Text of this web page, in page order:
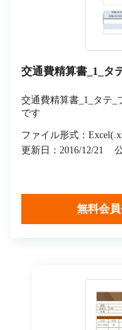
交通費精算書_1_タ
交通費精算書_1_タテ_
です
ファイル形式：
更新日：2016/12/21
無料会